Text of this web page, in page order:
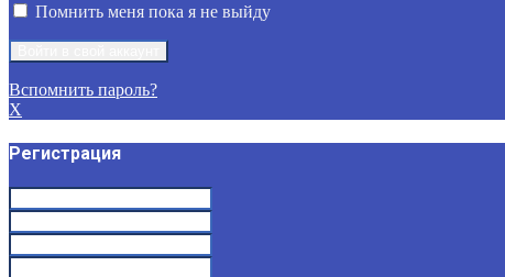
Помнить меня пока я не выйду
Вспомнить пароль?
X
Регистрация